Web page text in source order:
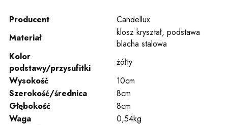
Producent
Candellux
Materiał
klosz kryształ, podstawa
blacha stalowa
Kolor
podstawy/przysufitki
żółty
Wysokość
10cm
Szerokość/średnica
8cm
Głębokość
8cm
Waga
0,54kg